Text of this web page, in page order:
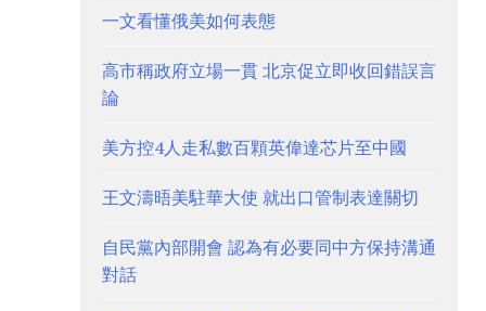
一文看懂俄美如何表態
高市稱政府立場一貫 北京促立即收回錯誤言
論
美方控4人走私數百顆英偉達芯片至中國
王文濤晤美駐華大使 就出口管制表達關切
自民黨內部開會 認為有必要同中方保持溝通
對話